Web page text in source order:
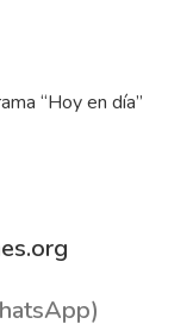
“Hoy en día”